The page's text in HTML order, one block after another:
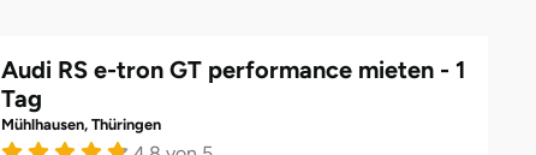
Audi RS e-tron GT performance mieten - 1
Tag
Mühlhausen, Thüringen